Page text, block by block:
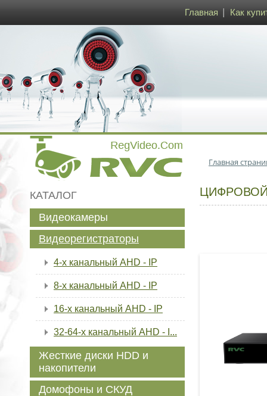
Главная Как
Главная
ЦИФРОВОЙ
КАТАЛОГ
Видеокамеры
Видеорегистраторы
4-х канальный AHD - IP
8-х канальный AHD - IP
16-х канальный AHD - IP
32-64-x канальный AHD - I...
Жесткие диски HDD и
накопители
Домофоны и СКУД